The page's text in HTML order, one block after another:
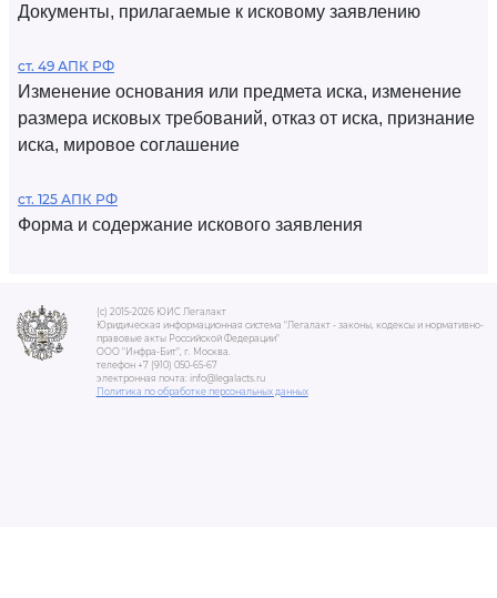
Документы, прилагаемые к исковому заявлению
ст. 49 АПК РФ
Изменение основания или предмета иска, изменение
размера исковых требований, отказ от иска, признание
иска, мировое соглашение
ст. 125 АПК РФ
Форма и содержание искового заявления
(c) 2015-2026 ЮИС Легалакт
Юридическая информационная система "Легалакт - законы, кодексы и нормативно-
правовые акты Российской Федерации"
ООО "Инфра-Бит", г. Москва.
телефон +7 (910) 050-65-67
электронная почта: info@legalacts.ru
Политика по обработке персональных данных